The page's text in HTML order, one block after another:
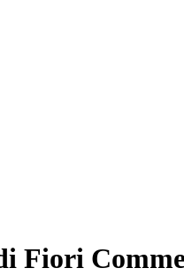
Fiori